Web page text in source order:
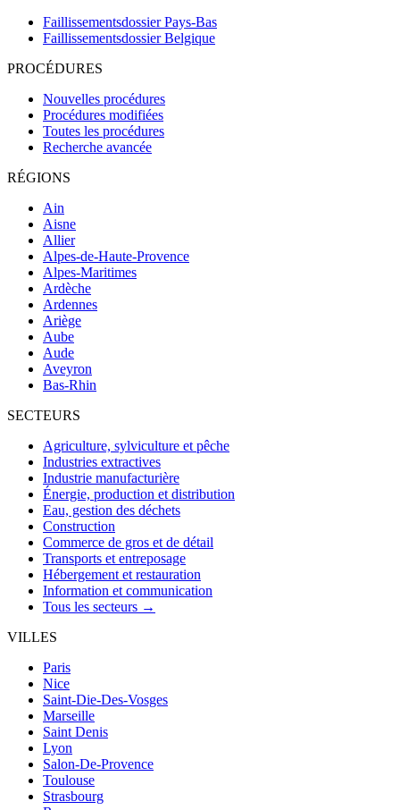
Faillissementsdossier Pays-Bas
Faillissementsdossier Belgique
PROCÉDURES
Nouvelles procédures
Procédures modifiées
Toutes les procédures
Recherche avancée
RÉGIONS
Ain
Aisne
Allier
Alpes-de-Haute-Provence
Alpes-Maritimes
Ardèche
Ardennes
Ariège
Aube
Aude
Aveyron
Bas-Rhin
SECTEURS
Agriculture, sylviculture et pêche
Industries extractives
Industrie manufacturière
Énergie, production et distribution
Eau, gestion des déchets
Construction
Commerce de gros et de détail
Transports et entreposage
Hébergement et restauration
Information et communication
Tous les secteurs →
VILLES
Paris
Nice
Saint-Die-Des-Vosges
Marseille
Saint Denis
Lyon
Salon-De-Provence
Toulouse
Strasbourg